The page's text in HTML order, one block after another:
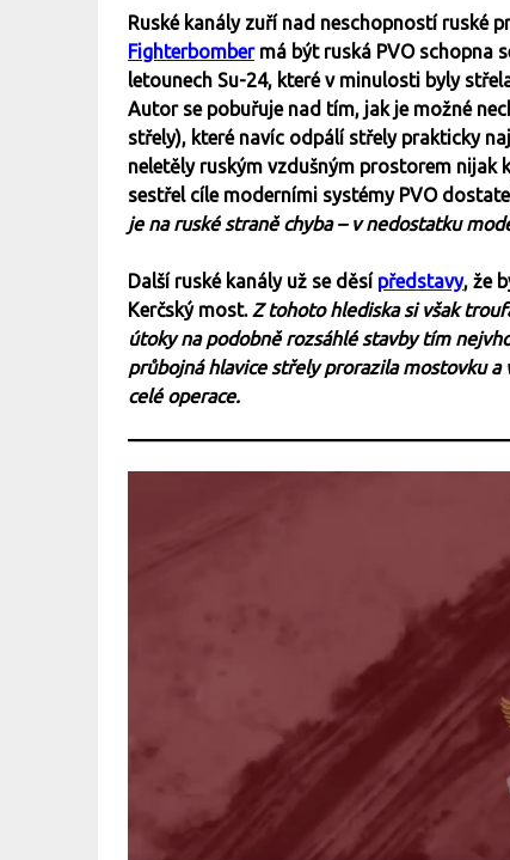
Ruské kanály zuří nad neschopností ruské
Fighterbombermá být ruská PVO schopna
letounech Su-24, které v minulosti byly
Autor se pobuřuje nad tím, jak je možné
střely), které navíc odpálí střely prakticky
neletěly ruským vzdušným prostorem nijak
sestřel cíle moderními systémy PVO
je na ruské straně chyba – v nedostatku
Další ruské kanály už se děsí představy, že
Kerčský most.Z tohoto hlediska si však
útoky na podobně rozsáhlé stavby tím
průbojná hlavice střely prorazila mostovku
celé operace.